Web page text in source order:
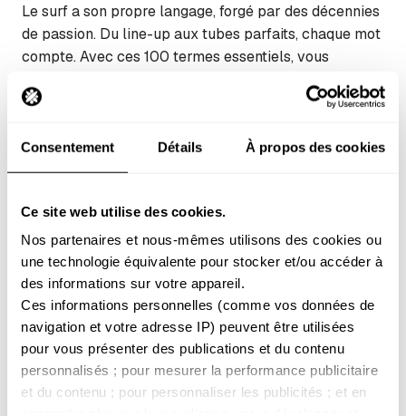
Consentement Détails À propos des cookies
Ce site web utilise des cookies.
Nos partenaires et nous-mêmes utilisons des cookies ou
une technologie équivalente pour stocker et/ou accéder à
des informations sur votre appareil.
Ces informations personnelles (comme vos données de
navigation et votre adresse IP) peuvent être utilisées
pour vous présenter des publications et du contenu
personnalisés ; pour mesurer la performance publicitaire
et du contenu ; pour personnaliser les publicités ; et en
Le surf a son propre langage, forgé par des décennies
de passion. Du line-up aux tubes parfaits, chaque mot
compte. Avec ces 100 termes essentiels, vous
comme au pic. Le matériel du surfeur Comprendre son
surfeur. Chaque élément…
Snow